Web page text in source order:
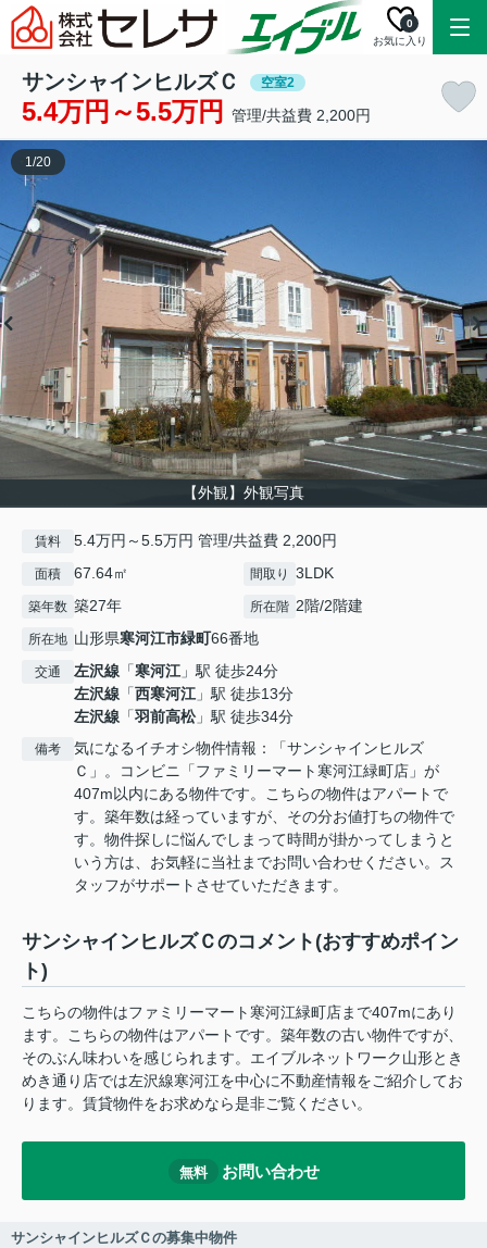
お気に入り
0
サンシャインヒルズＣ 空室2
5.4万円～5.5万円 管理/共益費 2,200円
【外観】外観写真
1/20
賃料 5.4万円～5.5万円 管理/共益費 2,200円
面積 67.64㎡ 間取り 3LDK
築年数 築27年 所在階 2階/2階建
所在地 山形県寒河江市緑町66番地
交通 左沢線 「寒河江」駅 徒歩24分
左沢線 「西寒河江」駅 徒歩13分
左沢線 「羽前高松」駅 徒歩34分
備考
気になるイチオシ物件情報：「サンシャインヒルズ
Ｃ」。コンビニ「ファミリーマート寒河江緑町店」が
407m以内にある物件です。こちらの物件はアパートで
す。築年数は経っていますが、その分お値打ちの物件で
す。物件探しに悩んでしまって時間が掛かってしまうと
いう方は、お気軽に当社までお問い合わせください。ス
タッフがサポートさせていただきます。
サンシャインヒルズＣのコメント(おすすめポイン
ト)
こちらの物件はファミリーマート寒河江緑町店まで407mにあり
ます。こちらの物件はアパートです。築年数の古い物件ですが、
そのぶん味わいを感じられます。エイブルネットワーク山形とき
めき通り店では左沢線寒河江を中心に不動産情報をご紹介してお
ります。賃貸物件をお求めなら是非ご覧ください。
無料 お問い合わせ
サンシャインヒルズＣの募集中物件